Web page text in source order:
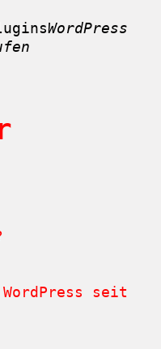
WordPress
seit